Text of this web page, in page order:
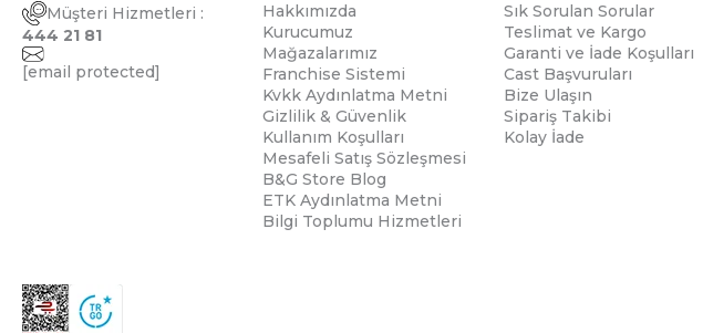
Müşteri Hizmetleri :
444 21 81
[email protected]
Hakkımızda
Kurucumuz
Mağazalarımız
Franchise Sistemi
Kvkk Aydınlatma Metni
Gizlilik & Güvenlik
Kullanım Koşulları
Mesafeli Satış Sözleşmesi
B&G Store Blog
ETK Aydınlatma Metni
Bilgi Toplumu Hizmetleri
Sık Sorulan Sorular
Teslimat ve Kargo
Garanti ve İade Koşulları
Cast Başvuruları
Bize Ulaşın
Sipariş Takibi
Kolay İade